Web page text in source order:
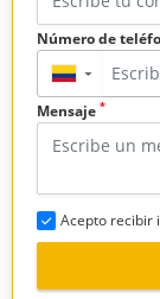
Número de
▼
Mensaje *
Acepto recibir